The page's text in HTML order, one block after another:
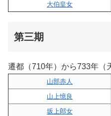
大伯皇女
第三期
遷都（710年）から733年（
山部赤人
山上憶良
坂上郎女